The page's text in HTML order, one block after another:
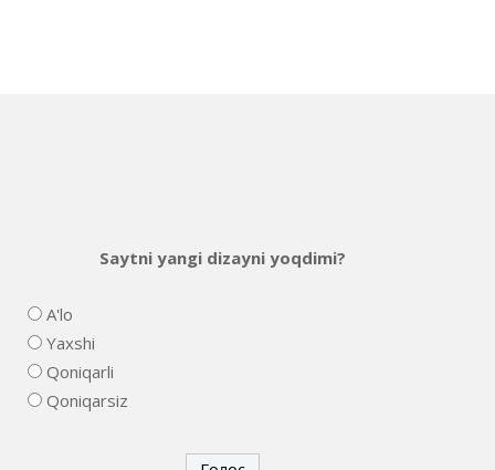
Saytni yangi dizayni yoqdimi?
A'lo
Yaxshi
Qoniqarli
Qoniqarsiz